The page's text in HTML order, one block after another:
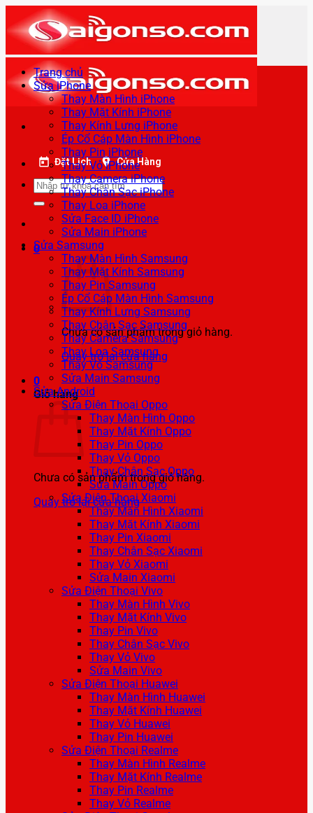
qua
nội
dung
Đặt Lịch Cửa Hàng
Tìm
kiếm:
0
Chưa có sản phẩm trong giỏ hàng.
Quay trở lại cửa hàng
0
Giỏ hàng
Chưa có sản phẩm trong giỏ hàng.
Quay trở lại cửa hàng
Trang chủ
Sửa iPhone
Thay Màn Hình iPhone
Thay Mặt Kính iPhone
Thay Kính Lưng iPhone
Ép Cổ Cáp Màn Hình iPhone
Thay Pin iPhone
Thay Vỏ iPhone
Thay Camera iPhone
Thay Chân Sạc iPhone
Thay Loa iPhone
Sửa Face ID iPhone
Sửa Main iPhone
Sửa Samsung
Thay Màn Hình Samsung
Thay Mặt Kính Samsung
Thay Pin Samsung
Ép Cổ Cáp Màn Hình Samsung
Thay Kính Lưng Samsung
Thay Chân Sạc Samsung
Thay Camera Samsung
Thay Loa Samsung
Thay Vỏ Samsung
Sửa Main Samsung
Sửa Android
Sửa Điện Thoại Oppo
Thay Màn Hình Oppo
Thay Mặt Kính Oppo
Thay Pin Oppo
Thay Vỏ Oppo
Thay Chân Sạc Oppo
Sửa Main Oppo
Sửa Điện Thoại Xiaomi
Thay Màn Hình Xiaomi
Thay Mặt Kính Xiaomi
Thay Pin Xiaomi
Thay Chân Sạc Xiaomi
Thay Vỏ Xiaomi
Sửa Main Xiaomi
Sửa Điện Thoại Vivo
Thay Màn Hình Vivo
Thay Mặt Kính Vivo
Thay Pin Vivo
Thay Chân Sạc Vivo
Thay Vỏ Vivo
Sửa Main Vivo
Sửa Điện Thoại Huawei
Thay Màn Hình Huawei
Thay Mặt Kính Huawei
Thay Vỏ Huawei
Thay Pin Huawei
Sửa Điện Thoại Realme
Thay Màn Hình Realme
Thay Mặt Kính Realme
Thay Pin Realme
Thay Vỏ Realme